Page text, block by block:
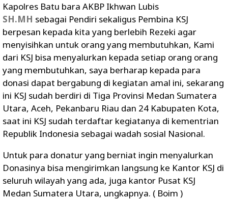
Kapolres Batu bara AKBP Ikhwan Lubis
SH.MH sebagai Pendiri sekaligus Pembina KSJ
berpesan kepada kita yang berlebih Rezeki agar
menyisihkan untuk orang yang membutuhkan, Kami
dari KSJ bisa menyalurkan kepada setiap orang orang
yang membutuhkan, saya berharap kepada para
donasi dapat bergabung di kegiatan amal ini, sekarang
ini KSJ sudah berdiri di Tiga Provinsi Medan Sumatera
Utara, Aceh, Pekanbaru Riau dan 24 Kabupaten Kota,
saat ini KSJ sudah terdaftar kegiatanya di kementrian
Republik Indonesia sebagai wadah sosial Nasional.
Untuk para donatur yang berniat ingin menyalurkan
Donasinya bisa mengirimkan langsung ke Kantor KSJ di
seluruh wilayah yang ada, juga kantor Pusat KSJ
Medan Sumatera Utara, ungkapnya. ( Boim )